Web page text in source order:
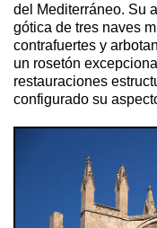
del Mediterráneo. Su
gótica de tres naves
contrafuertes y
un rosetón
restauraciones
configurado su